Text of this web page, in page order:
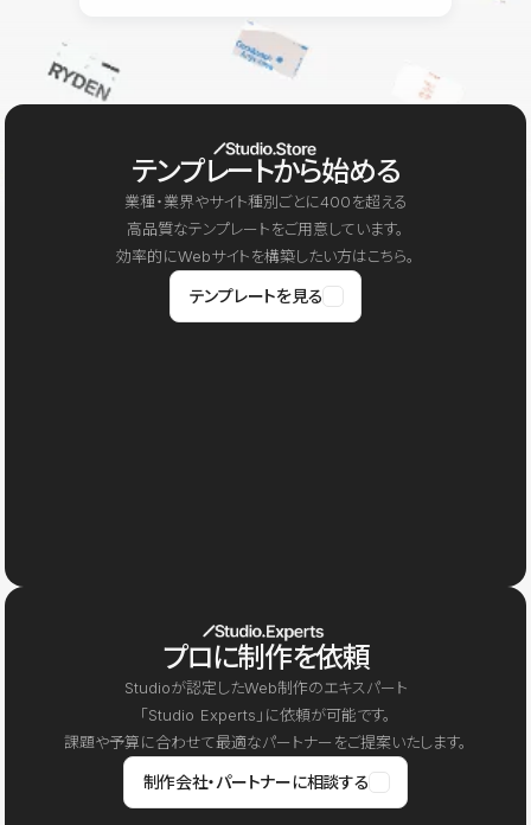
テンプレートから始める
業種・業界やサイト種別ごとに400を超える
高品質なテンプレートをご用意しています。
効率的にWebサイトを構築したい方はこちら。
テンプレートを見る
プロに制作を依頼
Studioが認定したWeb制作のエキスパート
「Studio Experts」に依頼が可能です。
課題や予算に合わせて最適なパートナーをご提案いたします。
制作会社・パートナーに相談する